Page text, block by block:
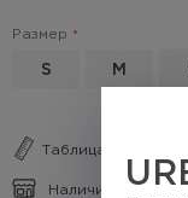
Размер
S M
Таблица размеров
Наличие в